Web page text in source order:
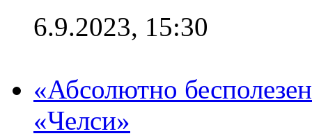
6.9.2023, 15:30
«Абсолютно
«Челси»